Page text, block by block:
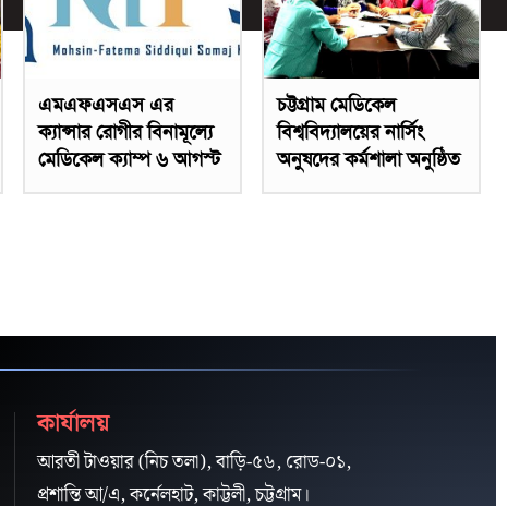
এমএফএসএস এর
ক্যান্সার রোগীর বিনামূল্যে
মেডিকেল ক্যাম্প ৬ আগস্ট
চট্টগ্রাম মেডিকেল
বিশ্ববিদ্যালয়ের নার্সিং
অনুষদের কর্মশালা অনুষ্ঠিত
কার্যালয়
আরতী টাওয়ার (নিচ তলা), বাড়ি-৫৬, রোড-০১,
প্রশান্তি আ/এ, কর্নেলহাট, কাট্টলী, চট্টগ্রাম।